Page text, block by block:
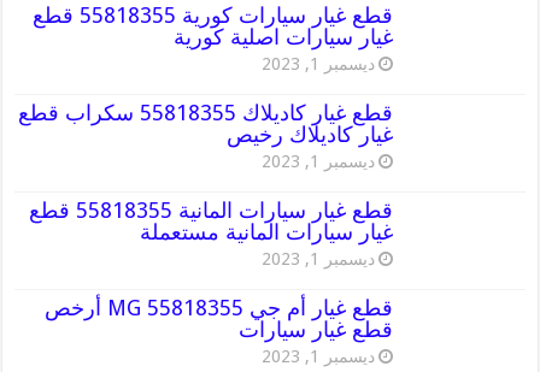
قطع غيار سيارات كورية 55818355 قطع
غيار سيارات اصلية كورية
ديسمبر 1, 2023
قطع غيار كاديلاك 55818355 سكراب قطع
غيار كاديلاك رخيص
ديسمبر 1, 2023
قطع غيار سيارات المانية 55818355 قطع
غيار سيارات المانية مستعملة
ديسمبر 1, 2023
قطع غيار أم جي MG 55818355 أرخص
قطع غيار سيارات
ديسمبر 1, 2023